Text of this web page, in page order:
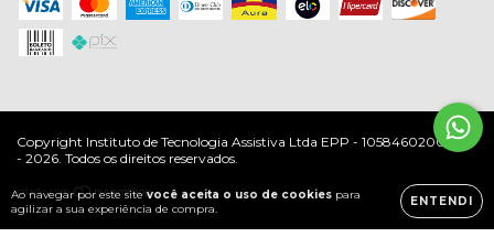
Ao navegar por este sitevocê aceita o uso de cookies para
agilizar a sua experiência de compra.
ENTENDI
Copyright Instituto de Tecnologia Assistiva Ltda EPP - 10584602000197
- 2026. Todos os direitos reservados.